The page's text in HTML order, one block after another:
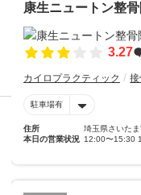
康生ニュートン整
3.27
カイロプラクティック
駐車場有
住所
埼玉県さいた
本日の営業状況 12:00〜15:30